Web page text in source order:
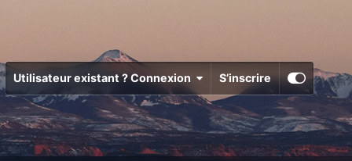
Utilisateur existant ? Connexion S’inscrire